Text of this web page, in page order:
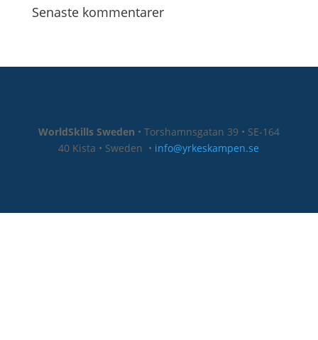
Senaste kommentarer
WorldSkills Sweden • Torshamnsgatan 39 • SE-164
40 Kista • Sweden • info@yrkeskampen.se